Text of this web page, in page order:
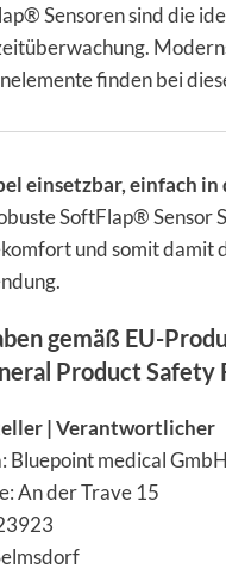
Sensoren sind die
finden bei
einsetzbar, einfach
SoftFlap® Sensor
und somit damit
gemäß EU-
Product Safety
| Verantwortlicher
Bluepoint medical
An der Trave 15